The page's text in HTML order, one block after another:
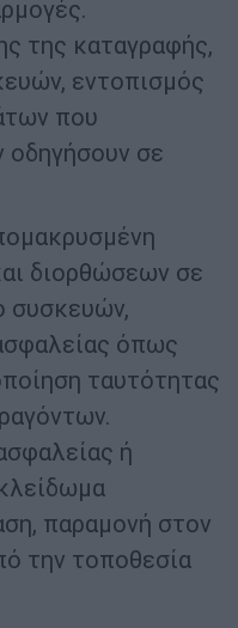
της καταγραφής,
εντοπισμός
που
οδηγήσουν σε
διορθώσεων σε
συσκευών,
όπως
ταυτότητας
ή
παραμονή στον
την τοποθεσία